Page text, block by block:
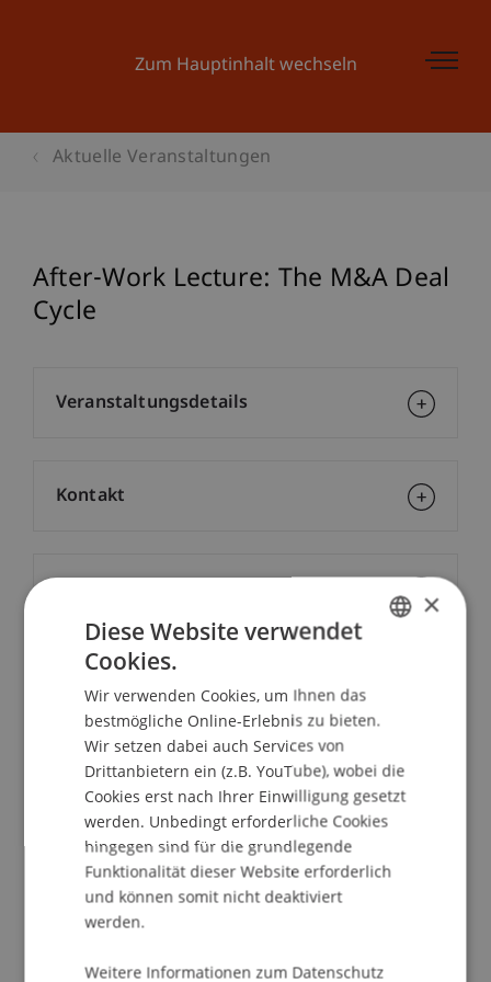
Zum Hauptinhalt wechseln
Aktuelle Veranstaltungen
After-Work Lecture: The M&A Deal
Cycle
Dozierende:
Omar Abou El Maati
Michael Kurt Frommelt
Prof. em. Dr. Marco J. Menichetti
School/Professur:
MSc in Finance
involves a complicated process that touches
a number of different topics such as strategic
certain company), financial, tax and legal aspects.
Veranstaltungsdetails
Kontakt
×
Diese Website verwendet
Cookies.
Wir verwenden Cookies, um Ihnen das
bestmögliche Online-Erlebnis zu bieten.
Wir setzen dabei auch Services von
Drittanbietern ein (z.B. YouTube), wobei die
Cookies erst nach Ihrer Einwilligung gesetzt
werden. Unbedingt erforderliche Cookies
hingegen sind für die grundlegende
Funktionalität dieser Website erforderlich
und können somit nicht deaktiviert
werden.
Weitere Informationen zum Datenschutz